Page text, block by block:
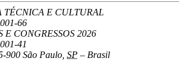
TÉCNICA E CULTURAL
66
E CONGRESSOS 2026
41
900 São Paulo SP – Brasil